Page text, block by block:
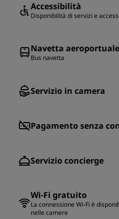
Accessibilità
Disponibilità di servizi e
Navetta aeroportuale
Bus navetta
Servizio in camera
Pagamento senza
Servizio concierge
Wi-Fi gratuito
La connessione Wi-Fi è
nelle camere